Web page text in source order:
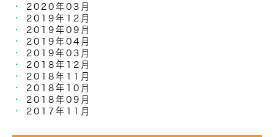
2020年03月
2019年12月
2019年09月
2019年04月
2019年03月
2018年12月
2018年11月
2018年10月
2018年09月
2017年11月